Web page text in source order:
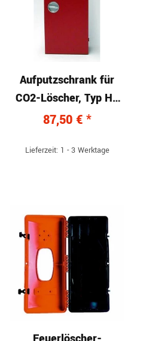
Aufputzschrank für
CO2-Löscher, Typ HL
070-S mit Drehgriff
87,50 € *
Lieferzeit: 1 - 3 Werktage